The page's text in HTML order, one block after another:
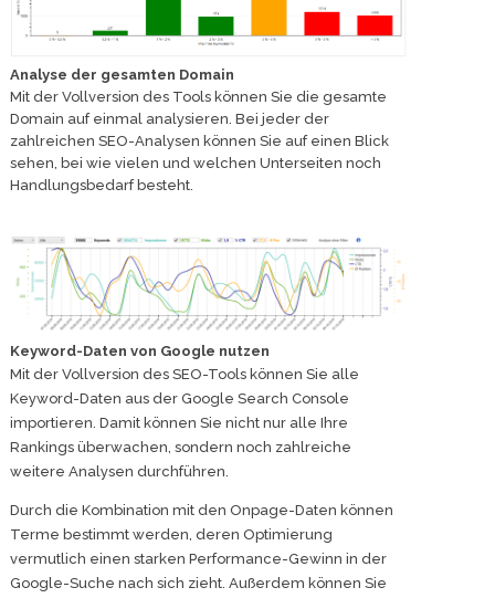
Analyse der gesamten Domain
Mit der Vollversion des Tools können Sie die gesamte
Domain auf einmal analysieren. Bei jeder der
zahlreichen SEO-Analysen können Sie auf einen Blick
sehen, bei wie vielen und welchen Unterseiten noch
Handlungsbedarf besteht.
Keyword-Daten von Google nutzen
Mit der Vollversion des SEO-Tools können Sie alle
Keyword-Daten aus der Google Search Console
importieren. Damit können Sie nicht nur alle Ihre
Rankings überwachen, sondern noch zahlreiche
weitere Analysen durchführen.
Durch die Kombination mit den Onpage-Daten können
Terme bestimmt werden, deren Optimierung
vermutlich einen starken Performance-Gewinn in der
Google-Suche nach sich zieht. Außerdem können Sie